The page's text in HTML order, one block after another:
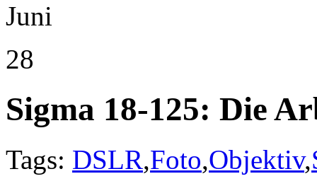
Juni
28
Sigma 18-125: Die
Tags: DSLR,Foto,Objektiv,